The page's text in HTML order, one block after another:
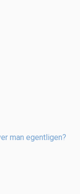
man egentligen?